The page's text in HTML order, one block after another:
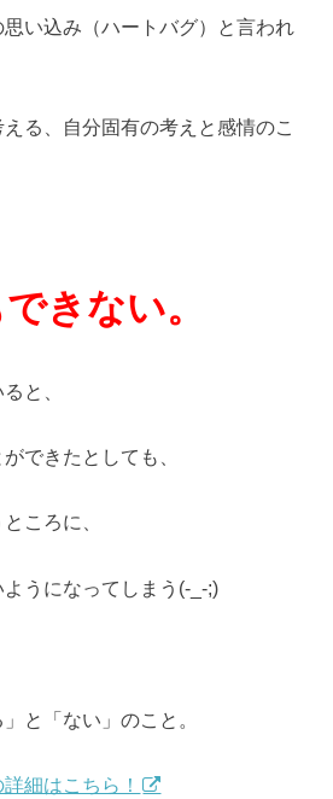
い込み（ハートバグ）と言われ
る、自分固有の考えと感情のこ
きない。
と、
できたとしても、
ころに、
うになってしまう(-_-;)
と「ない」のこと。
細はこちら！